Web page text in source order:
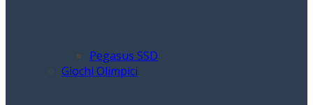
Pegasus SSD
Giochi Olimpici